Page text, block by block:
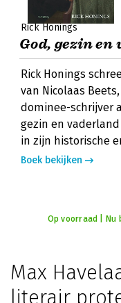
Rick Honings
God, gezin
Rick Honings
van Nicolaas
dominee-schrijver
gezin en
in zijn historische
Boek bekijken
Op voorraad | Nu
Max
literair